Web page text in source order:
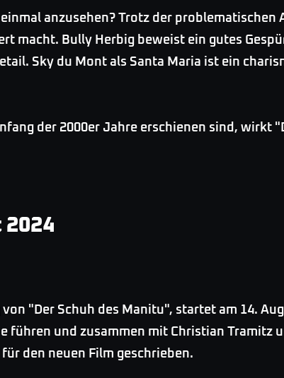
anzusehen? Trotz der problematischen
macht. Bully Herbig beweist ein gutes
Sky du Mont als Santa Maria ist ein
der 2000er Jahre erschienen sind, wirkt
"Der Schuh des Manitu", startet am 14.
führen und zusammen mit Christian Tramitz
den neuen Film geschrieben.